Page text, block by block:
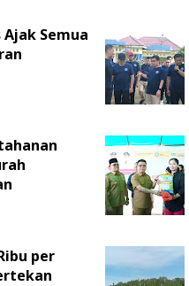
Ajak Semua
per